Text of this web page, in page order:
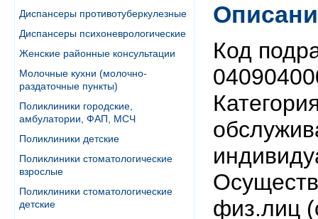
Диспансеры противотуберкулезные
Диспансеры психоневрологические
Женские районные консультации
Молочные кухни (молочно-
раздаточные пункты)
Поликлиники городские,
амбулатории, ФАП, МСЧ
Поликлиники детские
Поликлиники стоматологические
взрослые
Поликлиники стоматологические
детские
Код
физ.лиц